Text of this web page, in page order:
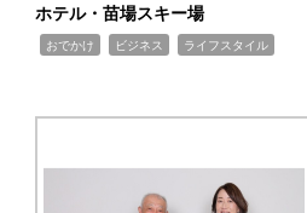
ホテル・苗場スキー場
おでかけ ビジネス ライフスタイル